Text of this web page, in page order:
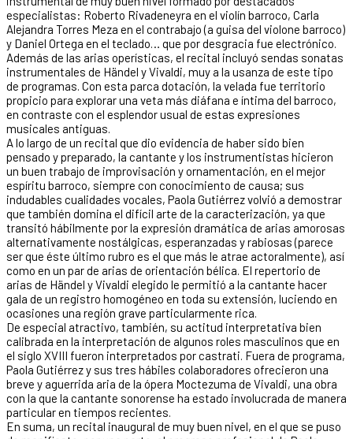
especialistas: Roberto Rivadeneyra en el violín barroco, Carla
Alejandra Torres Meza en el contrabajo (a guisa del violone barroco)
y Daniel Ortega en el teclado… que por desgracia fue electrónico.
Además de las arias operísticas, el recital incluyó sendas sonatas
instrumentales de Händel y Vivaldi, muy a la usanza de este tipo
de programas. Con esta parca dotación, la velada fue territorio
propicio para explorar una veta más diáfana e íntima del barroco,
en contraste con el esplendor usual de estas expresiones
musicales antiguas.
A lo largo de un recital que dio evidencia de haber sido bien
pensado y preparado, la cantante y los instrumentistas hicieron
un buen trabajo de improvisación y ornamentación, en el mejor
espíritu barroco, siempre con conocimiento de causa; sus
indudables cualidades vocales, Paola Gutiérrez volvió a demostrar
que también domina el difícil arte de la caracterización, ya que
transitó hábilmente por la expresión dramática de arias amorosas
alternativamente nostálgicas, esperanzadas y rabiosas (parece
ser que éste último rubro es el que más le atrae actoralmente), así
como en un par de arias de orientación bélica. El repertorio de
arias de Händel y Vivaldi elegido le permitió a la cantante hacer
gala de un registro homogéneo en toda su extensión, luciendo en
ocasiones una región grave particularmente rica.
De especial atractivo, también, su actitud interpretativa bien
calibrada en la interpretación de algunos roles masculinos que en
el siglo XVIII fueron interpretados por castrati. Fuera de programa,
Paola Gutiérrez y sus tres hábiles colaboradores ofrecieron una
breve y aguerrida aria de la ópera Moctezuma de Vivaldi, una obra
con la que la cantante sonorense ha estado involucrada de manera
particular en tiempos recientes.
En suma, un recital inaugural de muy buen nivel, en el que se puso